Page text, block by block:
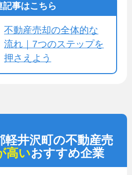
記事はこちら
不動産売却の全体的な
流れ｜7つのステップを
押さえよう
軽井沢町の不動産売
高いおすすめ企業